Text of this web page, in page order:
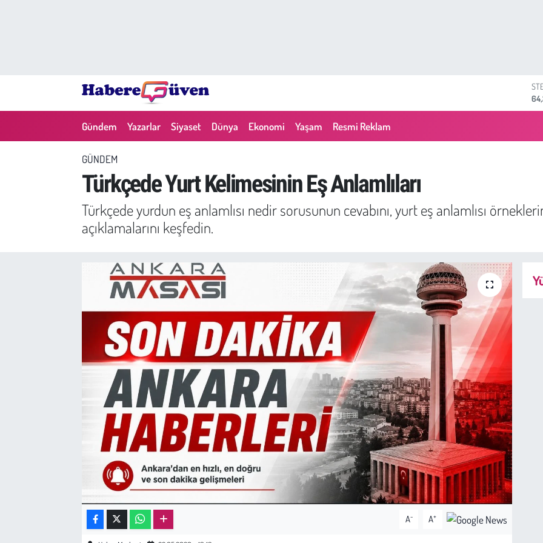
Gündem Yazarlar Siyaset Dünya Ekonomi Yaşam Resmi Reklam
GÜNDEM
Türkçede Yurt Kelimesinin Eş Anlamlıları
Türkçede yurdun eş anlamlısı nedir sorusunun cevabını, yurt eş anlamlısı
açıklamalarını keşfedin.
A- A+
Siyaset
Yerel Haberler
İnsan Hakları
Hayvan Hakları
Süper Lig Puan Durumu ve Fikstür
Haber Arşivi